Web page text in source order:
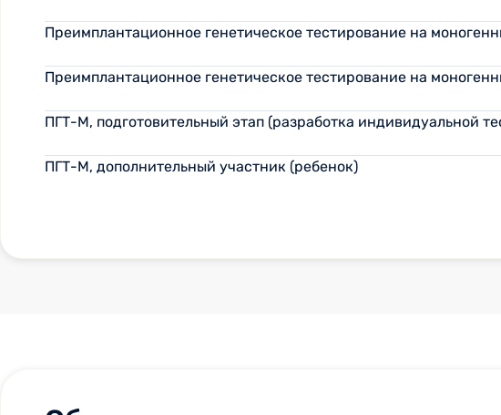
Преимплантационное генетическое тестирование на
Преимплантационное генетическое тестирование на
ПГТ-М, подготовительный этап (разработка индивидуальной
ПГТ-М, дополнительный участник (ребенок)